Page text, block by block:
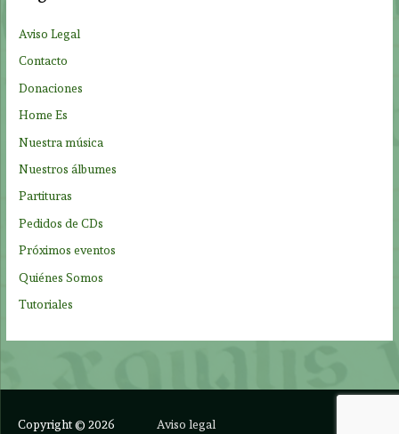
:
Aviso Legal
Contacto
Donaciones
Home Es
Nuestra música
Nuestros álbumes
Partituras
Pedidos de CDs
Próximos eventos
Quiénes Somos
Tutoriales
Copyright © 2026 Aviso legal